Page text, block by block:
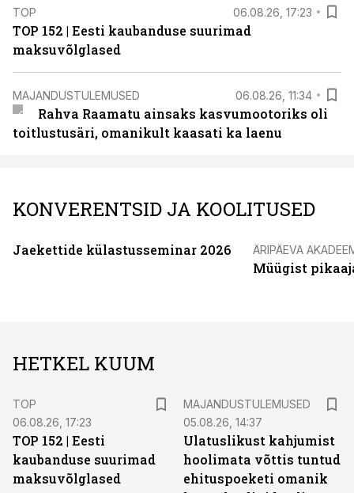
TOP 06.08.26, 17:23
TOP 152 | Eesti kaubanduse suurimad
maksuvõlglased
MAJANDUSTULEMUSED 06.08.26, 11:34
Rahva Raamatu ainsaks kasvumootoriks oli
toitlustusäri, omanikult kaasati ka laenu
KONVERENTSID JA KOOLITUSED
Jaekettide külastusseminar 2026 ÄRIPÄEVA
Müügist
HETKEL KUUM
TOP
06.08.26, 17:23
TOP 152 | Eesti
kaubanduse suurimad
maksuvõlglased
MAJANDUSTULEMUSED
05.08.26, 14:37
Ulatuslikust kahjumist
hoolimata võttis tuntud
ehituspoeketi omanik